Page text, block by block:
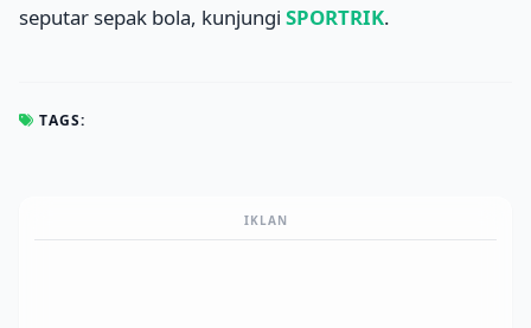
seputar sepak bola, kunjungi SPORTRIK.
TAGS:
IKLAN